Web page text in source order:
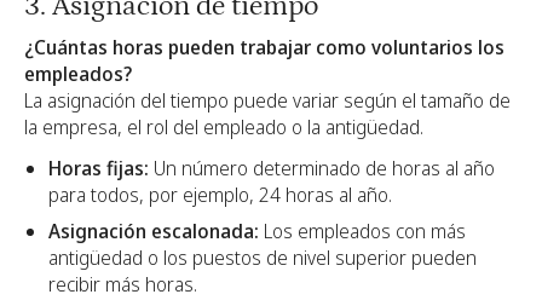
¿Cuántas horas pueden trabajar como voluntarios los
empleados?
La asignación del tiempo puede variar según el tamaño de
la empresa, el rol del empleado o la antigüedad.
Horas fijas: Un número determinado de horas al año
para todos, por ejemplo, 24 horas al año.
Asignación escalonada: Los empleados con más
antigüedad o los puestos de nivel superior pueden
recibir más horas.